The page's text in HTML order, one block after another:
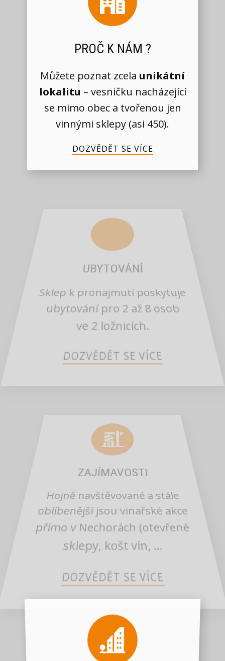
PROČ K NÁM ?
Můžete poznat zcela unikátní
lokalitu – vesničku nacházející
se mimo obec a tvořenou jen
vinnými sklepy (asi 450).
DOZVĚDĚT SE VÍCE
UBYTOVÁNÍ
Sklep k pronajmutí poskytuje
ubytování pro 2 až 8 osob
ve 2 ložnicích.
DOZVĚDĚT SE VÍCE
ZAJÍMAVOSTI
Hojně navštěvované a stále
oblíbenější jsou vinařské akce
přímo v Nechorách (otevřené
sklepy, košt vín, ...
DOZVĚDĚT SE VÍCE